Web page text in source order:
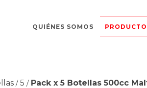
QUIÉNES SOMOS
/ 5 / Pack x 5 Botellas 500cc